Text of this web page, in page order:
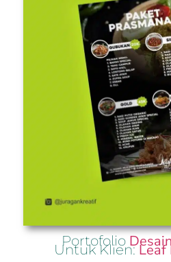
Portofolio
Untuk Klien:Leaf